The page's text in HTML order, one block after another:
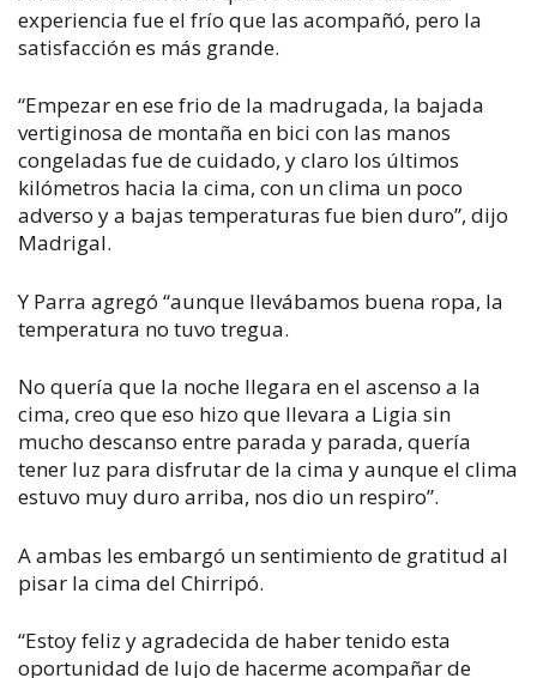
experiencia fue el frío que las acompañó, pero la
satisfacción es más grande.
“Empezar en ese frio de la madrugada, la bajada
vertiginosa de montaña en bici con las manos
congeladas fue de cuidado, y claro los últimos
kilómetros hacia la cima, con un clima un poco
adverso y a bajas temperaturas fue bien duro”, dijo
Madrigal.
Y Parra agregó “aunque llevábamos buena ropa, la
temperatura no tuvo tregua.
No quería que la noche llegara en el ascenso a la
cima, creo que eso hizo que llevara a Ligia sin
mucho descanso entre parada y parada, quería
tener luz para disfrutar de la cima y aunque el clima
estuvo muy duro arriba, nos dio un respiro”.
A ambas les embargó un sentimiento de gratitud al
pisar la cima del Chirripó.
“Estoy feliz y agradecida de haber tenido esta
oportunidad de lujo de hacerme acompañar de